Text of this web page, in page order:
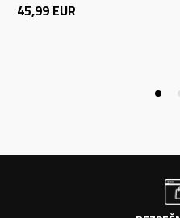
45,99 EUR